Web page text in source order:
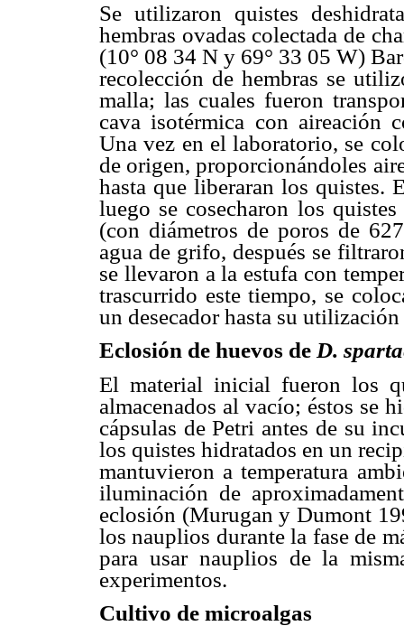
Se utilizaron quistes
hembras ovadas colectada de
(10° 08 34 N y 69° 33 05
recolección de hembras se
malla; las cuales fueron
cava isotérmica con aireación
Una vez en el laboratorio, se
de origen, proporcionándoles
hasta que liberaran los quistes.
luego se cosecharon los
(con diámetros de poros de
agua de grifo, después se
se llevaron a la estufa con
trascurrido este tiempo, se
un desecador hasta su
Eclosión de huevos deD.
El material inicial fueron los
almacenados al vacío; éstos se
cápsulas de Petri antes de su
los quistes hidratados en un
mantuvieron a temperatura
iluminación de
eclosión (Murugan y Dumont
los nauplios durante la fase de
para usar nauplios de la
experimentos.
Cultivo de microalgas